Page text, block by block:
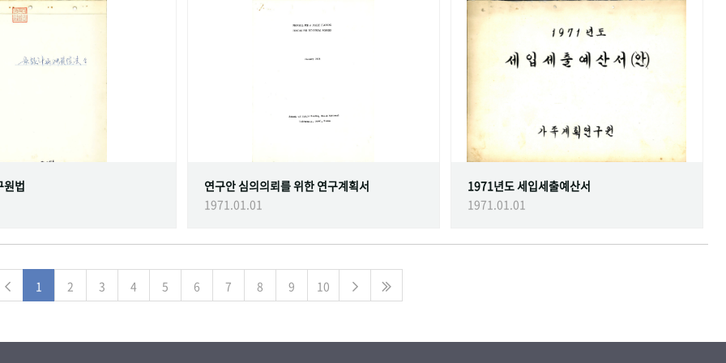
원법
연구안 심의의뢰를 위한 연구계획서
1971.01.01
1971년도 세입세출예산서
1971.01.01
1 2 3 4 5 6 7 8 9 10